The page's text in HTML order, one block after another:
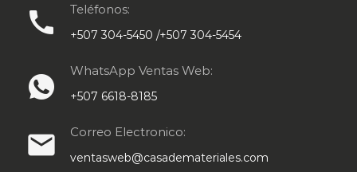
call Teléfonos:
+507 304-5450 /+507 304-5454
WhatsApp Ventas Web:
+507 6618-8185
email Correo Electronico:
ventasweb@casademateriales.com